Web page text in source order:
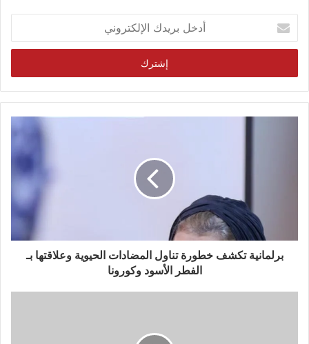
بريدك
الإلكتروني
برلمانية تكشف خطورة تناول المضادات الحيوية وعلاقتها بـ
الفطر الأسود وكورونا